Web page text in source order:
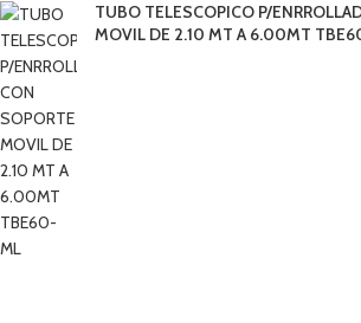
TUBO TELESCOPICO P/
MOVIL DE 2.10 MT A 6.00MT